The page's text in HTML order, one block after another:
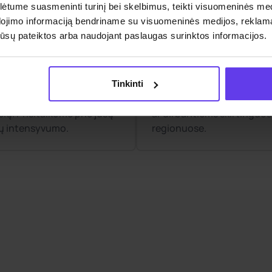
suasmeninti turinį bei skelbimus, teikti visuomeninės
informaciją bendriname su visuomeninės medijos,
pateiktos arba naudojant paslaugas surinktos informacijos.
Tinkinti
rida
sau tinkamiausią
ar papildomų
Prisitaikome prie jūsų
intensyvumo.
Nuoma visoje
Lietuvoje
Automobilį galite
grąžinti bet kuriame
mieste – patogu
ar dirbantiems
regionuose.